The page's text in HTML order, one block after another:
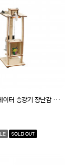
과학교구 엘리베이터 승강기 장난감 오토마타 키트 자체설명서